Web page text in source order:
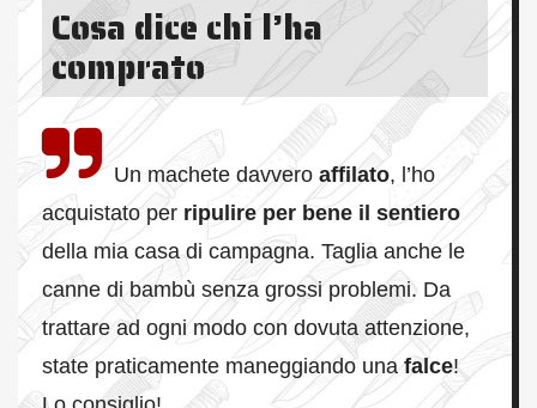
Cosa dice chi l’ha
comprato
Un machete davvero affilato, l’ho
acquistato per ripulire per bene il sentiero
della mia casa di campagna. Taglia anche le
canne di bambù senza grossi problemi. Da
trattare ad ogni modo con dovuta attenzione,
state praticamente maneggiando unafalce!